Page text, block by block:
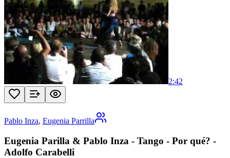
2:42
Pablo Inza, Eugenia Parrilla
Eugenia Parilla & Pablo Inza - Tango - Por qué? -
Adolfo Carabelli